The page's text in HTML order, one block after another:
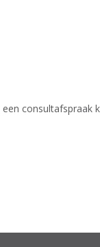
consultafspraak